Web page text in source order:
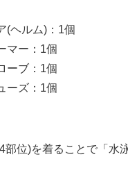
(ヘルム)：1個
マー：1個
ーブ：1個
ーズ：1個
部位)を着ることで「水